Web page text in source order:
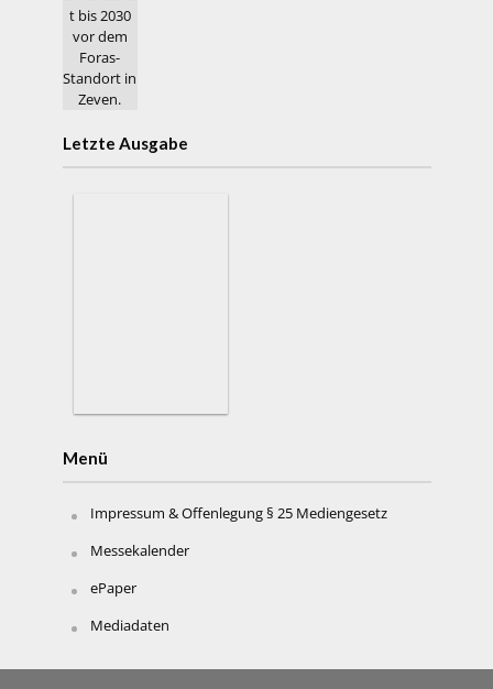
Letzte Ausgabe
Menü
Impressum & Offenlegung § 25 Mediengesetz
Messekalender
ePaper
Mediadaten